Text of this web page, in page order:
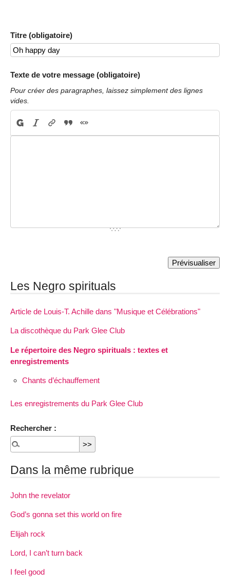
Titre (obligatoire)
Texte de votre message (obligatoire)
Pour créer des paragraphes, laissez simplement des lignes
vides.
Les Negro spirituals
Article de Louis-T. Achille dans "Musique et Célébrations"
La discothèque du Park Glee Club
Le répertoire des Negro spirituals : textes et
enregistrements
Chants d’échauffement
Les enregistrements du Park Glee Club
Rechercher :
Dans la même rubrique
John the revelator
God’s gonna set this world on fire
Elijah rock
Lord, I can’t turn back
I feel good